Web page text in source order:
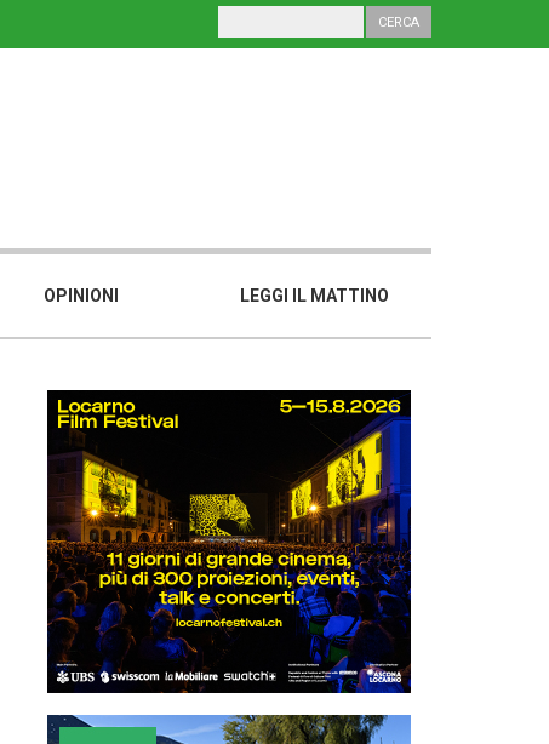
OPINIONI LEGGI IL MATTINO